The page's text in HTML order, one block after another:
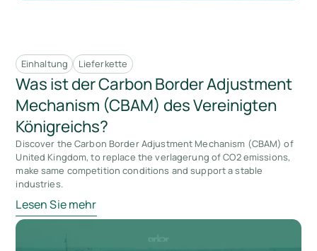
Einhaltung Lieferkette
Was ist der Carbon Border Adjustment
Mechanism (CBAM) des Vereinigten
Königreichs?
Discover the Carbon Border Adjustment Mechanism (CBAM) of
United Kingdom, to replace the verlagerung of CO2 emissions,
make same competition conditions and support a stable
industries.
Lesen Sie mehr